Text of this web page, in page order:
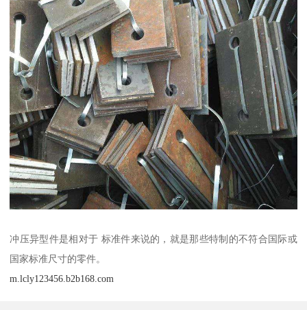
冲压异型件是相对于 标准件来说的，就是那些特制的不符合国际或
国家标准尺寸的零件。
m.lcly123456.b2b168.com